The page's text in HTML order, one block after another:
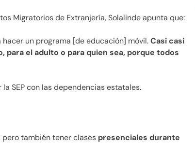
Migratorios de Extranjería, Solalinde apunta que:
un programa [de educación] móvil.Casi casi
para el adulto o para quien sea, porque todos
SEP con las dependencias estatales.
pero también tener clases presenciales durante